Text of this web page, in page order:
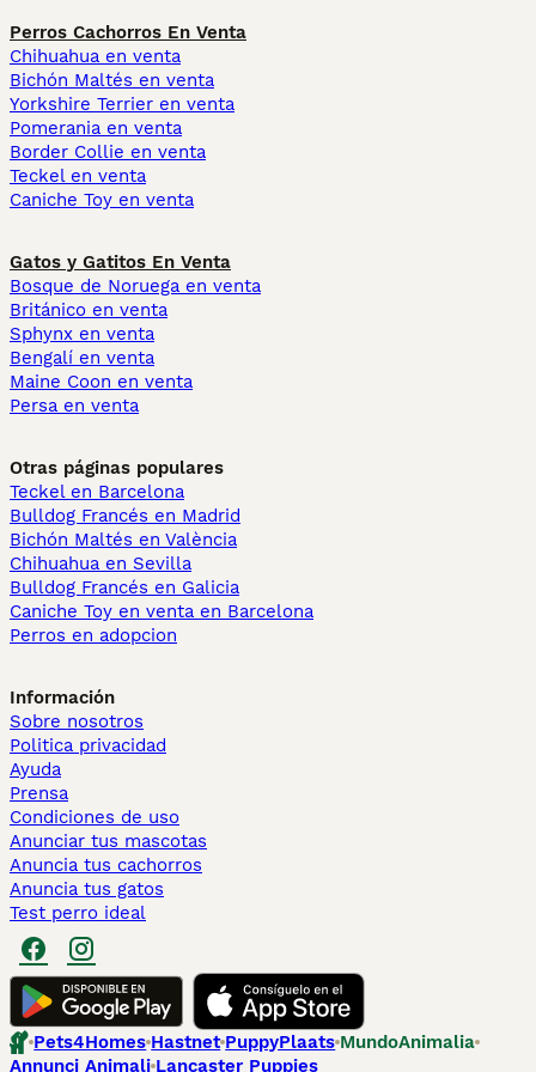
Perros Cachorros En Venta
Chihuahua en venta
Bichón Maltés en venta
Yorkshire Terrier en venta
Pomerania en venta
Border Collie en venta
Teckel en venta
Caniche Toy en venta
Gatos y Gatitos En Venta
Bosque de Noruega en venta
Británico en venta
Sphynx en venta
Bengalí en venta
Maine Coon en venta
Persa en venta
Otras páginas populares
Teckel en Barcelona
Bulldog Francés en Madrid
Bichón Maltés en València
Chihuahua en Sevilla
Bulldog Francés en Galicia
Caniche Toy en venta en Barcelona
Perros en adopcion
Información
Sobre nosotros
Politica privacidad
Ayuda
Prensa
Condiciones de uso
Anunciar tus mascotas
Anuncia tus cachorros
Anuncia tus gatos
Test perro ideal
Pets4Homes Hastnet PuppyPlaats MundoAnimalia
Annunci Animali Lancaster Puppies